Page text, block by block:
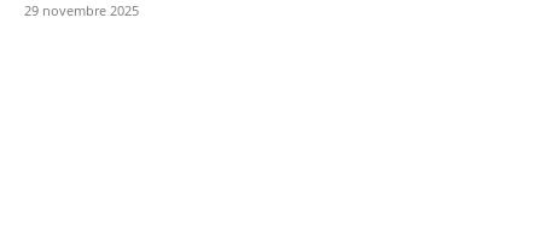
29 novembre 2025